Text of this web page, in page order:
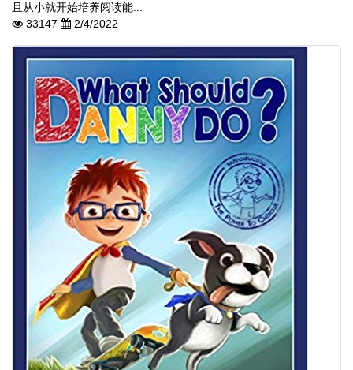
且从小就开始培养阅读能...
33147
2/4/2022